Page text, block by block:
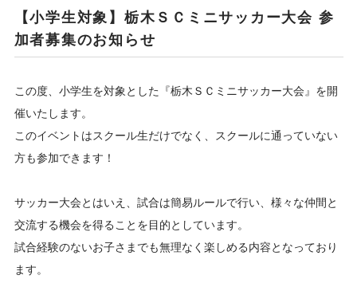
【小学生対象】栃木ＳＣミニサッカー大会 参
加者募集のお知らせ
この度、小学生を対象とした『栃木ＳＣミニサッカー大会』を開
催いたします。
このイベントはスクール生だけでなく、スクールに通っていない
方も参加できます！
サッカー大会とはいえ、試合は簡易ルールで行い、様々な仲間と
交流する機会を得ることを目的としています。
試合経験のないお子さまでも無理なく楽しめる内容となっており
ます。